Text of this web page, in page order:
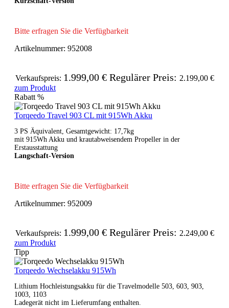
Bitte erfragen Sie die Verfügbarkeit
Artikelnummer: 952008
Verkaufspreis: 1.999,00 € Regulärer Preis: 2.199,00 €
zum Produkt
Rabatt %
Torqeedo Travel 903 CL mit 915Wh Akku
3 PS Äquivalent, Gesamtgewicht: 17,7kg
mit 915Wh Akku und krautabweisendem Propeller in der
Erstausstattung
Langschaft-Version
Bitte erfragen Sie die Verfügbarkeit
Artikelnummer: 952009
Verkaufspreis: 1.999,00 € Regulärer Preis: 2.249,00 €
zum Produkt
Tipp
Torqeedo Wechselakku 915Wh
Lithium Hochleistungsakku für die Travelmodelle 503, 603, 903,
1003, 1103
Ladegerät nicht im Lieferumfang enthalten.